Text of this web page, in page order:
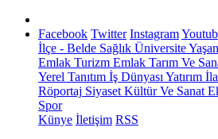
Facebook Twitter Instagram
İlçe - Belde Sağlık Üniversite
Emlak Turizm Emlak Tarım Ve
Yerel Tanıtım İş Dünyası Yatırım
Röportaj Siyaset Kültür Ve Sanat
Spor
Künye İletişim RSS